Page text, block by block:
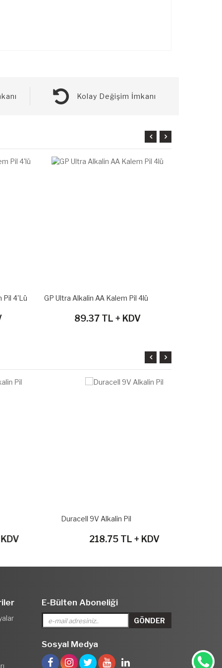
Kolay Değişim İmkanı
4'lü
GP Ultra Alkalin AA Kalem Pil 4lü
89.37 TL + KDV
Duracell 9V Alkalin Pil
218.75 TL + KDV
E-Bülten Aboneliği
Sosyal Medya